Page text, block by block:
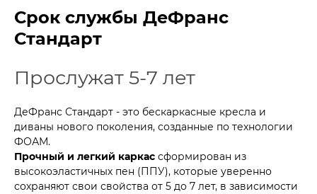
Срок службы ДеФранс
Стандарт
Прослужат 5-7 лет
ДеФранс Стандарт - это бескаркасные кресла и
диваны нового поколения, созданные по технологии
ФОАМ.
Прочный и легкий каркас сформирован из
высокоэластичных пен (ППУ), которые уверенно
сохраняют свои свойства от 5 до 7 лет, в зависимости